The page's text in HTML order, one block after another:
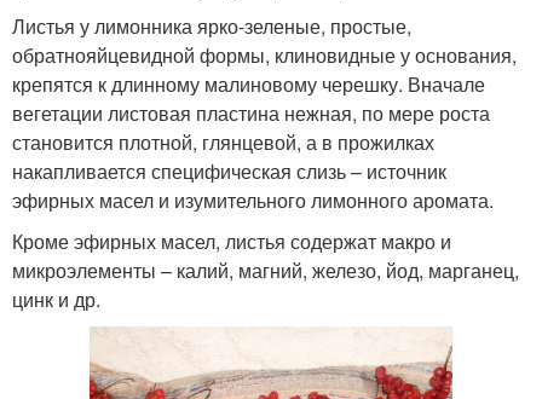
Листья у лимонника ярко-зеленые, простые,
обратнояйцевидной формы, клиновидные у основания,
крепятся к длинному малиновому черешку. Вначале
вегетации листовая пластина нежная, по мере роста
становится плотной, глянцевой, а в прожилках
накапливается специфическая слизь – источник
эфирных масел и изумительного лимонного аромата.
Кроме эфирных масел, листья содержат макро и
микроэлементы – калий, магний, железо, йод, марганец,
цинк и др.